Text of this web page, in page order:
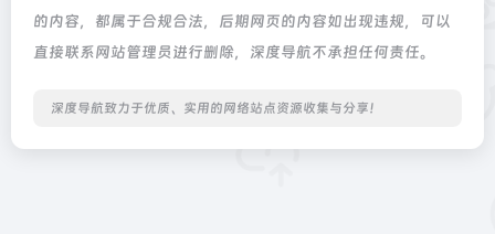
的内容，都属于合规合法，后期网页的内容如出现违规，可以
直接联系网站管理员进行删除，深度导航不承担任何责任。
深度导航致力于优质、实用的网络站点资源收集与分享！